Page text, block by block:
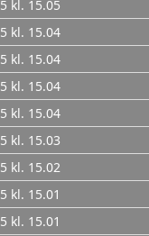
kl. 15.05
kl. 15.04
kl. 15.04
kl. 15.04
kl. 15.04
kl. 15.03
kl. 15.02
kl. 15.01
kl. 15.01